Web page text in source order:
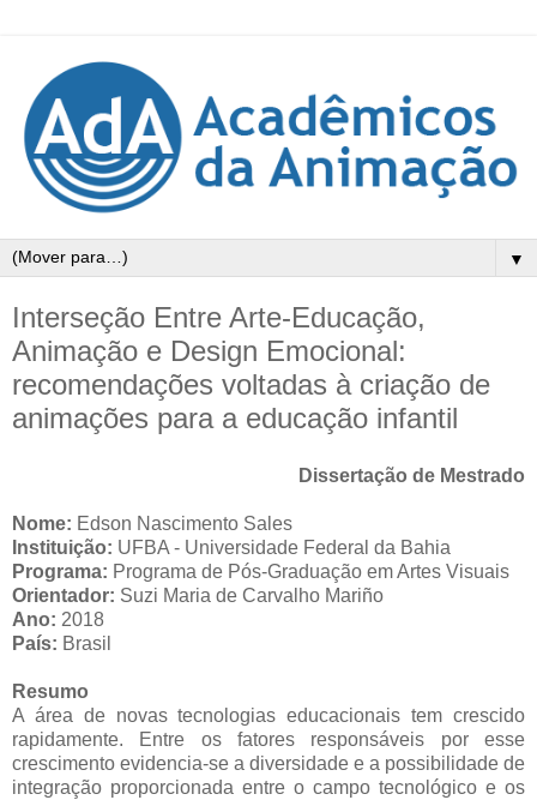
▼
Interseção Entre Arte-Educação,
Animação e Design Emocional:
recomendações voltadas à criação de
animações para a educação infantil
Dissertação de Mestrado
Nome: Edson Nascimento Sales
Instituição: UFBA - Universidade Federal da Bahia
Programa: Programa de Pós-Graduação em Artes Visuais
Orientador: Suzi Maria de Carvalho Mariño
Ano: 2018
País: Brasil
Resumo
A área de novas tecnologias educacionais tem crescido
rapidamente. Entre os fatores responsáveis por esse
crescimento evidencia-se a diversidade e a possibilidade de
integração proporcionada entre o campo tecnológico e os